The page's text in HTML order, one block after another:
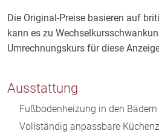
Die Original-Preise basieren auf
kann es zu
Umrechnungskurs für diese
Ausstattung
Fußbodenheizung in den Bädern
Vollständig anpassbare